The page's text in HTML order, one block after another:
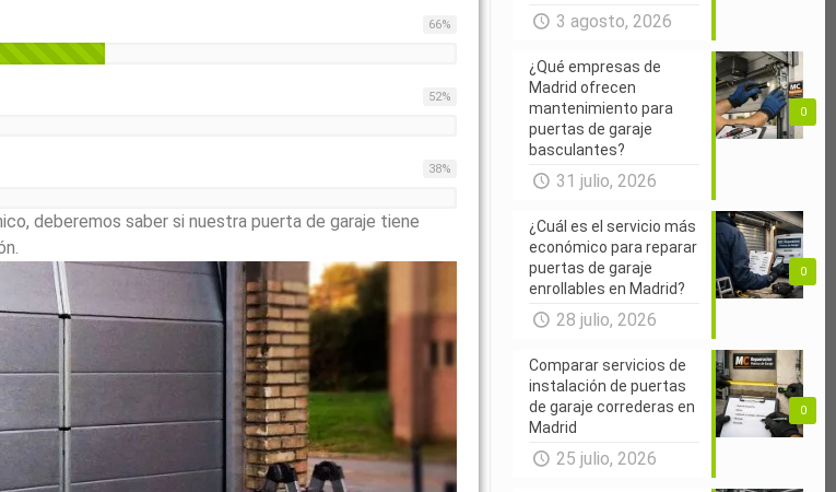
66%
52%
38%
deberemos saber si nuestra puerta de garaje tiene
3 agosto, 2026
0
¿Qué empresas de
Madrid ofrecen
mantenimiento para
puertas de garaje
basculantes?
31 julio, 2026
0
¿Cuál es el servicio más
económico para reparar
puertas de garaje
enrollables en Madrid?
28 julio, 2026
0
Comparar servicios de
instalación de puertas
de garaje correderas en
Madrid
25 julio, 2026